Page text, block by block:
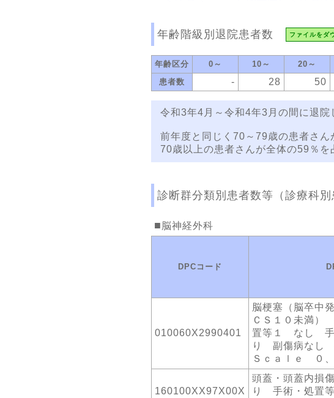
年齢階級別退院患者数 ファイルをダ
年齢区分 0～ 10～ 20～
患者数
- 28 50
令和3年4月～令和4年3月の間に退院
前年度と同じく70～79歳の患者さん
70歳以上の患者さんが全体の59％を
診断群分類別患者数等（診療科別
脳神経外科
DPCコード
010060X2990401
脳梗塞（脳卒中
ＣＳ１０未満
置等１ なし 手
り 副傷病なし
Ｓｃａｌｅ ０、
160100XX97X00X
頭蓋・頭蓋内損
り 手術・処置